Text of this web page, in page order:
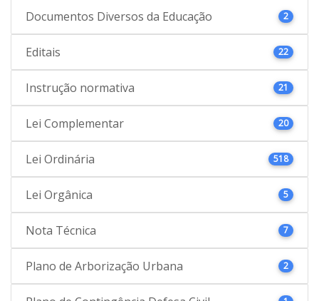
Documentos Diversos da Educação 2
Editais 22
Instrução normativa 21
Lei Complementar 20
Lei Ordinária 518
Lei Orgânica 5
Nota Técnica 7
Plano de Arborização Urbana 2